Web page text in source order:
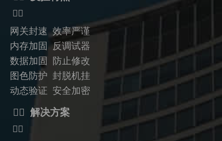
ᅟᅠ
网关封速 效率严谨
内存加固 反调试器
数据加固
防止修改
图色防护 封脱机挂
动态验证 安全加密
ᅟᅠ 解决方案
ᅟᅠ